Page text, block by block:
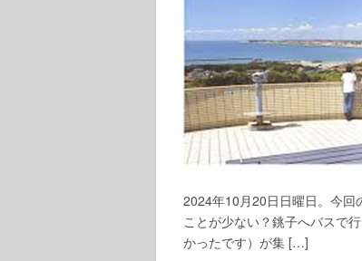
2024年10月20日日曜日。今回
ことが少ない？銚子へバスで
かったです）が集 […]